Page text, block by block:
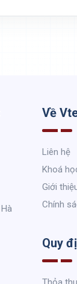
Về
Liên hệ
Khoá
Giới
Chính
Quy